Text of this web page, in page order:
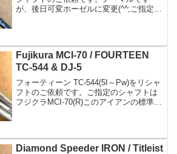
が、後日可変ホーゼルに変更(^^;ご指定の
した...
Fujikura MCI-70 / FOURTEEN
TC-544 & DJ-5
フォーティーン TC-544(5I～Pw)をリシャ
フトのご依頼です。ご指定のシャフトは
フジクラMCI-70(R)このアイアンの標準ク
ス...
Diamond Speeder IRON / Titleist